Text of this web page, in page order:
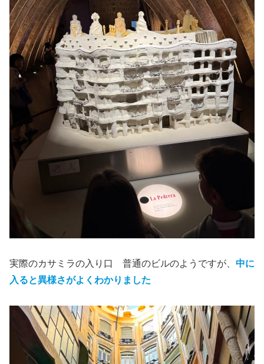
実際のカサミラの入り口 普通のビルのようですが、 中に
入ると異様さがよくわかりました